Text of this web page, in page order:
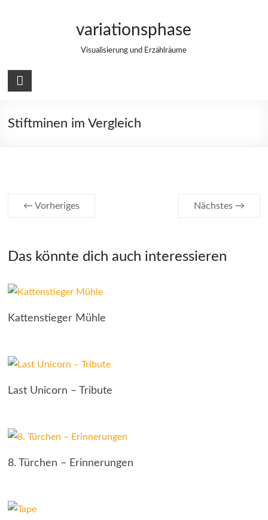
variationsphase
Visualisierung und Erzählräume
Stiftminen im Vergleich
← Vorheriges Nächstes →
Das könnte dich auch interessieren
Kattenstieger Mühle
Last Unicorn – Tribute
8. Türchen – Erinnerungen